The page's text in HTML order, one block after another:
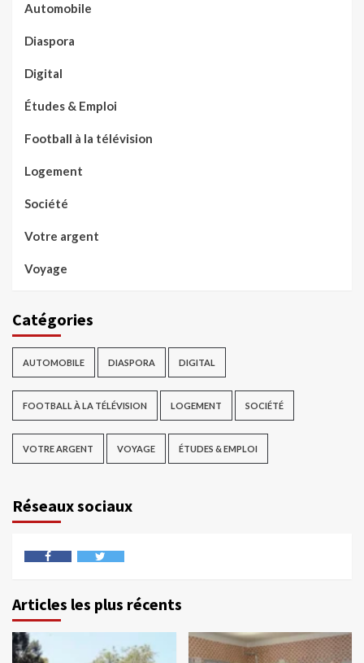
Automobile
Diaspora
Digital
Études & Emploi
Football à la télévision
Logement
Société
Votre argent
Voyage
Catégories
AUTOMOBILE DIASPORA DIGITAL
FOOTBALL À LA TÉLÉVISION LOGEMENT SOCIÉTÉ
VOTRE ARGENT VOYAGE ÉTUDES & EMPLOI
Réseaux sociaux
Articles les plus récents